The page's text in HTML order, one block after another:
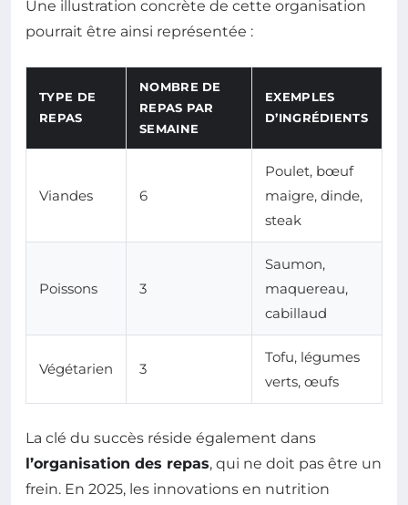
Une illustration concrète de cette organisation
pourrait être ainsi représentée :
TYPE DE
REPAS
NOMBRE DE
REPAS PAR
SEMAINE
EXEMPLES
D’INGRÉDIENTS
Viandes 6
Poulet, bœuf
maigre, dinde,
steak
Poissons 3
Saumon,
maquereau,
cabillaud
Végétarien 3
Tofu, légumes
verts, œufs
La clé du succès réside également dans
l’organisation des repas, qui ne doit pas être un
frein. En 2025, les innovations en nutrition